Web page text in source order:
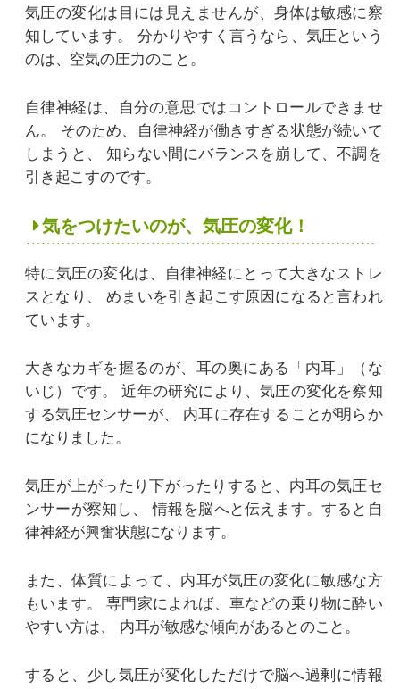
気圧の変化は目には見えませんが、身体は敏感に察
知しています。
分かりやすく言うなら、気圧という
のは、空気の圧力のこと。
自律神経は、自分の意思ではコントロールできませ
ん。
そのため、自律神経が働きすぎる状態が続いて
しまうと、
知らない間にバランスを崩して、不調を
引き起こすのです。
気をつけたいのが、気圧の変化！
特に気圧の変化は、自律神経にとって大きなストレ
スとなり、
めまいを引き起こす原因になると言われ
ています。
大きなカギを握るのが、耳の奥にある「内耳」（な
いじ）です。
近年の研究により、気圧の変化を察知
する気圧センサーが、
内耳に存在することが明らか
になりました。
気圧が上がったり下がったりすると、内耳の気圧セ
ンサーが察知し、
情報を脳へと伝えます。すると自
律神経が興奮状態になります。
また、体質によって、内耳が気圧の変化に敏感な方
もいます。
専門家によれば、車などの乗り物に酔い
やすい方は、
内耳が敏感な傾向があるとのこと。
すると、少し気圧が変化しただけで脳へ過剰に情報